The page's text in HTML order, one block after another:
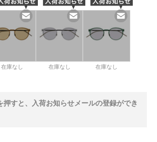
在庫なし 在庫なし 在庫なし
押すと、入荷お知らせメールの登録ができ